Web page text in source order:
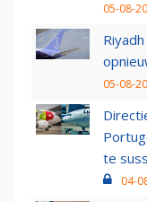
05-08-
05-08-
te
04-